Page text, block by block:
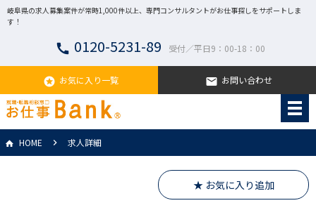
岐阜県の求人募集案件が常時1,000件以上、専門コンサルタントがお仕事探しをサポートしま
す！
call 0120-5231-89 受付／平日9：00-18：00
stars お気に入り一覧 email お問い合わせ
HOME 求人詳細
★ お気に入り追加